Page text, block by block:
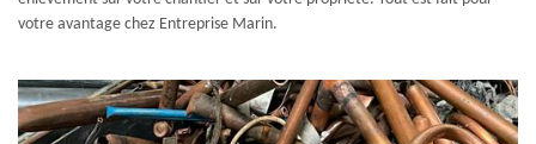
votre avantage chez Entreprise Marin.